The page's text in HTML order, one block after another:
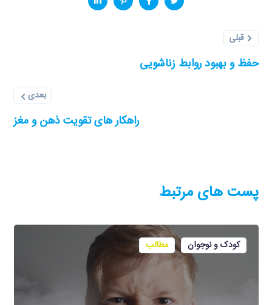
قبلی
حفظ و بهبود روابط زناشویی
بعدی
راهکار های تقویت ذهن و مغز
پست های مرتبط
کودک و نوجوان مطالب